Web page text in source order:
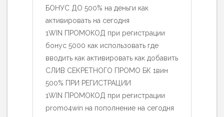
БОНУС ДО 500% на деньги как
активировать на сегодня
1WIN ПРОМОКОД при регистрации
бонус 5000 как использовать где
вводить как активировать как добавить
СЛИВ СЕКРЕТНОГО ПРОМО БК 1вин
500% ПРИ РЕГИСТРАЦИИ
1WIN ПРОМОКОД при регистрации
promo4win на пополнение на сегодня